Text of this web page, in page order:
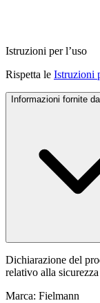
Istruzioni per l’uso
Rispetta le Istruzioni
Informazioni fornite
Dichiarazione del
relativo alla
Marca: Fielmann